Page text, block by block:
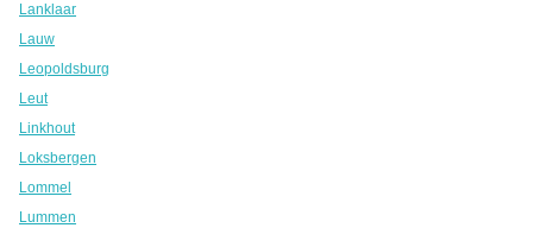
Lanklaar
Lauw
Leopoldsburg
Leut
Linkhout
Loksbergen
Lommel
Lummen